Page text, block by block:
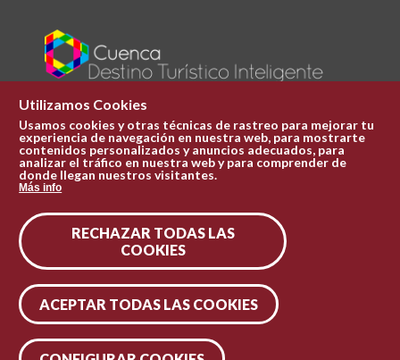
Plaza Mayor 1
969 241 051
ofi.turismo@cuenca.es
Síguenos en las redes
Utilizamos Cookies
Usamos cookies y otras técnicas de rastreo para mejorar tu
experiencia de navegación en nuestra web, para mostrarte
contenidos personalizados y anuncios adecuados, para
analizar el tráfico en nuestra web y para comprender de
donde llegan nuestros visitantes.
Más info
RECHAZAR TODAS LAS
COOKIES
ACEPTAR TODAS LAS COOKIES